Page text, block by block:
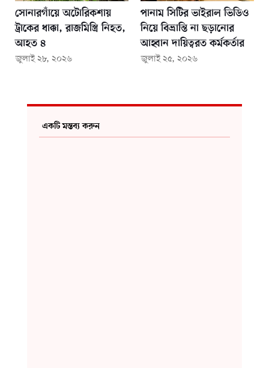
সোনারগাঁয়ে অটোরিকশায়
ট্রাকের ধাক্কা, রাজমিস্ত্রি নিহত,
আহত ৪
জুলাই ২৮, ২০২৬
পানাম সিটির ভাইরাল ভিডিও
নিয়ে বিভ্রান্তি না ছড়ানোর
আহ্বান দায়িত্বরত কর্মকর্তার
জুলাই ২৫, ২০২৬
একটি মন্তব্য করুন